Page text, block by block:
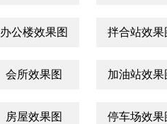
办公楼效果图 拌合站效果
会所效果图 加油站效果
房屋效果图 停车场效果